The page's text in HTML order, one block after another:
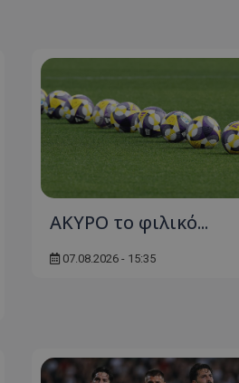
AKYΡΟ το φιλικό...
07.08.2026 - 15:35